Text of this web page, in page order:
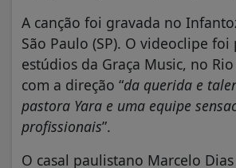
A canção foi gravada no
São Paulo (SP). O videoclipe
estúdios da Graça Music, no Rio
com a direção “da querida e
pastora Yara e uma equipe
profissionais”.
O casal paulistano Marcelo